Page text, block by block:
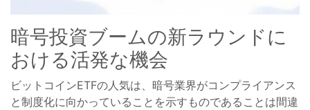
暗号投資ブームの新ラウンドに
おける活発な機会
ビットコインETFの人気は、暗号業界がコンプライアンス
と制度化に向かっていることを示すものであることは間違